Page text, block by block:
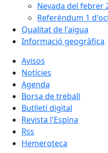
Nevada del febrer
Referèndum 1
Qualitat de l'aigua
Informació geogràfica
Avisos
Notícies
Agenda
Borsa de treball
Butlletí digital
Revista l'Espina
Rss
Hemeroteca